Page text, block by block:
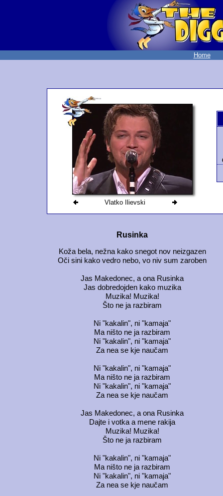
Home
Vlatko Ilievski
Rusinka
Koža bela, nežna kako snegot nov neizgazen
Oči sini kako vedro nebo, vo niv sum zaroben
Jas Makedonec, a ona Rusinka
Jas dobredojden kako muzika
Muzika! Muzika!
Što ne ja razbiram
Ni "kakalin", ni "kamaja"
Ma ništo ne ja razbiram
Ni "kakalin", ni "kamaja"
Za nea se kje naučam
Ni "kakalin", ni "kamaja"
Ma ništo ne ja razbiram
Ni "kakalin", ni "kamaja"
Za nea se kje naučam
Jas Makedonec, a ona Rusinka
Dajte i votka a mene rakija
Muzika! Muzika!
Što ne ja razbiram
Ni "kakalin", ni "kamaja"
Ma ništo ne ja razbiram
Ni "kakalin", ni "kamaja"
Za nea se kje naučam